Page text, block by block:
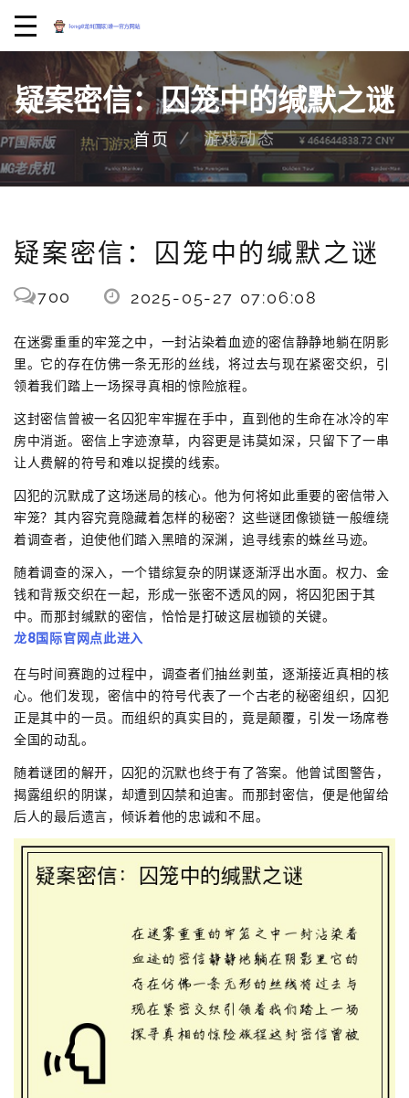
疑案密信：囚笼中的缄默之谜
首页 游戏动态
疑案密信：囚笼中的缄默之谜
700 2025-05-27 07:06:08
在迷雾重重的牢笼之中，一封沾染着血迹的密信静静地躺在阴影
里。它的存在仿佛一条无形的丝线，将过去与现在紧密交织，引
领着我们踏上一场探寻真相的惊险旅程。
这封密信曾被一名囚犯牢牢握在手中，直到他的生命在冰冷的牢
房中消逝。密信上字迹潦草，内容更是讳莫如深，只留下了一串
让人费解的符号和难以捉摸的线索。
囚犯的沉默成了这场迷局的核心。他为何将如此重要的密信带入
牢笼？其内容究竟隐藏着怎样的秘密？这些谜团像锁链一般缠绕
着调查者，迫使他们踏入黑暗的深渊，追寻线索的蛛丝马迹。
随着调查的深入，一个错综复杂的阴谋逐渐浮出水面。权力、金
钱和背叛交织在一起，形成一张密不透风的网，将囚犯困于其
中。而那封缄默的密信，恰恰是打破这层枷锁的关键。
龙8国际官网点此进入
在与时间赛跑的过程中，调查者们抽丝剥茧，逐渐接近真相的核
心。他们发现，密信中的符号代表了一个古老的秘密组织，囚犯
正是其中的一员。而组织的真实目的，竟是颠覆，引发一场席卷
全国的动乱。
随着谜团的解开，囚犯的沉默也终于有了答案。他曾试图警告，
揭露组织的阴谋，却遭到囚禁和迫害。而那封密信，便是他留给
后人的最后遗言，倾诉着他的忠诚和不屈。